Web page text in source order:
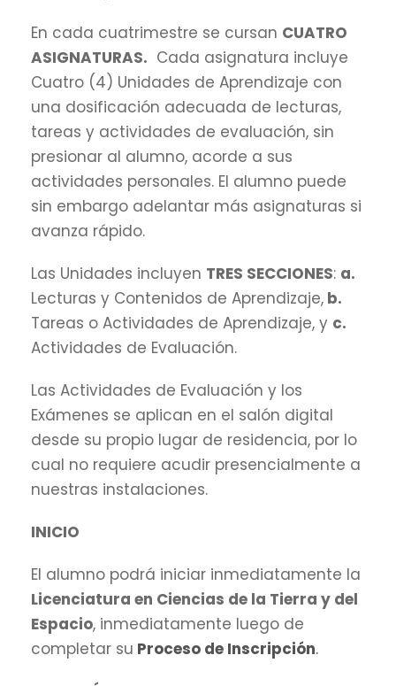
En cada cuatrimestre se cursan CUATRO
ASIGNATURAS. Cada asignatura incluye
Cuatro (4) Unidades de Aprendizaje con
una dosificación adecuada de lecturas,
tareas y actividades de evaluación, sin
presionar al alumno, acorde a sus
actividades personales. El alumno puede
sin embargo adelantar más asignaturas si
avanza rápido.
Las Unidades incluyen TRES SECCIONES: a.
Lecturas y Contenidos de Aprendizaje, b.
Tareas o Actividades de Aprendizaje, y c.
Actividades de Evaluación.
Las Actividades de Evaluación y los
Exámenes se aplican en el salón digital
desde su propio lugar de residencia, por lo
cual no requiere acudir presencialmente a
nuestras instalaciones.
INICIO
El alumno podrá iniciar inmediatamente la
Licenciatura en Ciencias de la Tierra y del
Espacio, inmediatamente luego de
completar su Proceso de Inscripción.